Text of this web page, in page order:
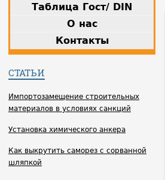
Таблица Гост/ DIN
О нас
Контакты
СТАТЬИ
Импортозамещение строительных
материалов в условиях санкций
Установка химического анкера
Как выкрутить саморез с сорванной
шляпкой